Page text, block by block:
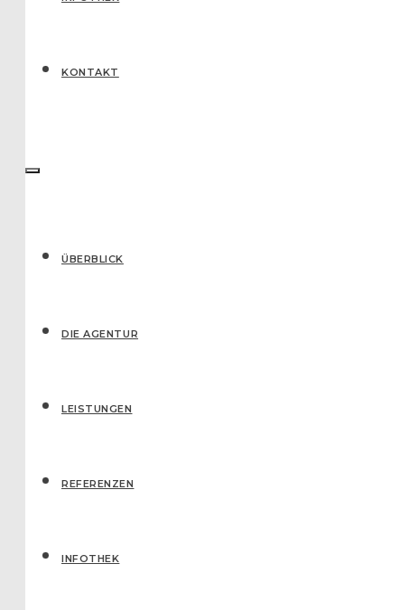
KONTAKT
ÜBERBLICK
DIE AGENTUR
LEISTUNGEN
REFERENZEN
IN­FO­THEK